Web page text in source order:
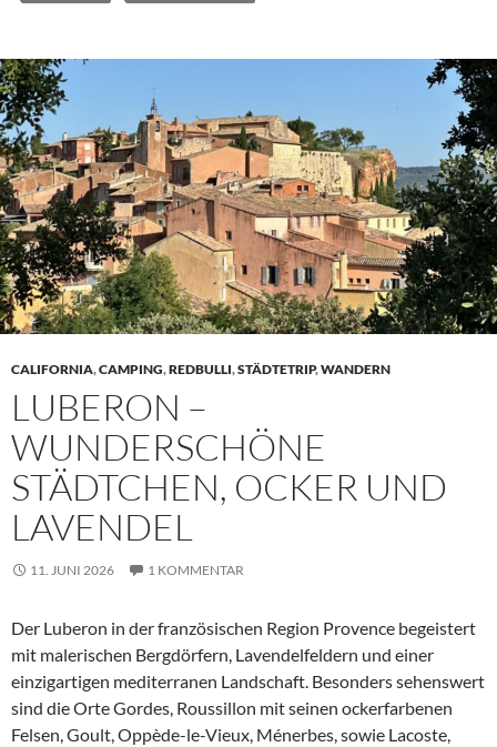
CALIFORNIA,CAMPING,REDBULLI,STÄDTETRIP,WANDERN
LUBERON –
WUNDERSCHÖNE
STÄDTCHEN, OCKER UND
LAVENDEL
11. JUNI 2026 1 KOMMENTAR
Der Luberon in der französischen Region Provence begeistert
mit malerischen Bergdörfern, Lavendelfeldern und einer
einzigartigen mediterranen Landschaft. Besonders sehenswert
sind die Orte Gordes, Roussillon mit seinen ockerfarbenen
Felsen, Goult, Oppède-le-Vieux, Ménerbes, sowie Lacoste,